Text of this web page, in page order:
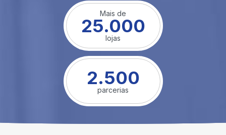
Mais de
25.000
lojas
2.500
parcerias